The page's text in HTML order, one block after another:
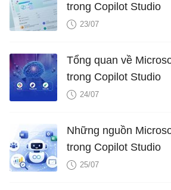
trong Copilot Studio
23/07
Tổng quan về
trong Copilot Studio
24/07
Những nguồn
trong Copilot Studio
25/07